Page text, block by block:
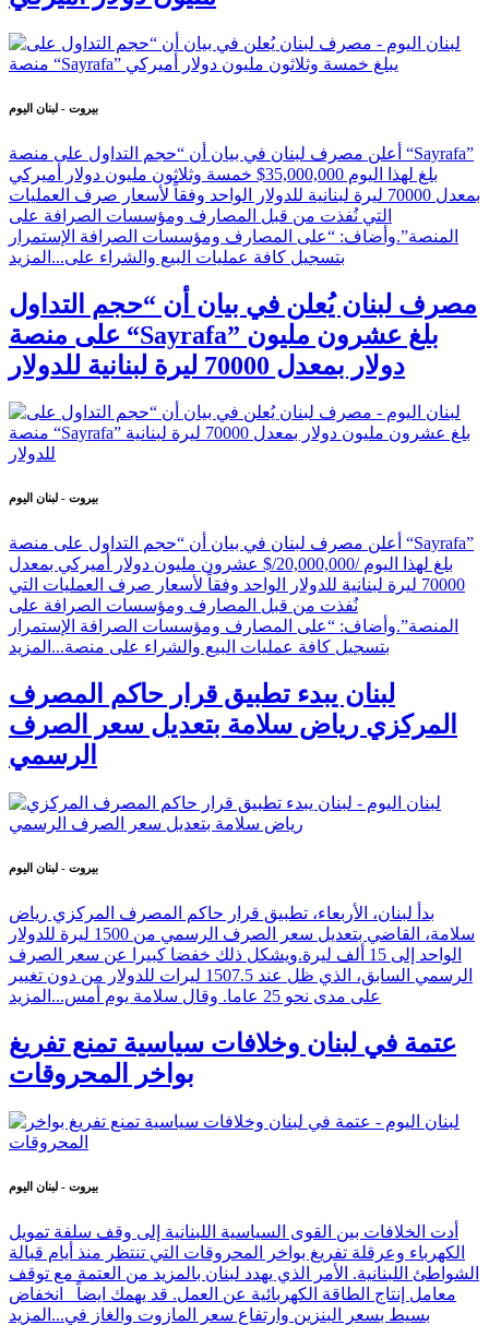
بيروت - لبنان اليوم
أعلن مصرف لبنان في بيان أن “حجم التداول على منصة “Sayrafa”
بلغ لهذا اليوم 35,000,000$ خمسة وثلاثون مليون دولار أميركي
بمعدل 70000 ليرة لبنانية للدولار الواحد وفقاً لأسعار صرف العمليات
التي نُفذت من قبل المصارف ومؤسسات الصرافة على
المنصة”.وأضاف: “على المصارف ومؤسسات الصرافة الإستمرار
بتسجيل كافة عمليات البيع والشراء على... المزيد
مصرف لبنان يُعلن في بيان أن “حجم التداول
على منصة “Sayrafa” بلغ عشرون مليون
دولار بمعدل 70000 ليرة لبنانية للدولار
بيروت - لبنان اليوم
أعلن مصرف لبنان في بيان أن “حجم التداول على منصة “Sayrafa”
بلغ لهذا اليوم /20,000,000/$ عشرون مليون دولار أميركي بمعدل
70000 ليرة لبنانية للدولار الواحد وفقاً لأسعار صرف العمليات التي
نُفذت من قبل المصارف ومؤسسات الصرافة على
المنصة”.وأضاف: “على المصارف ومؤسسات الصرافة الإستمرار
بتسجيل كافة عمليات البيع والشراء على منصة... المزيد
لبنان يبدء تطبيق قرار حاكم المصرف
المركزي رياض سلامة بتعديل سعر الصرف
الرسمي
بيروت - لبنان اليوم
بدأ لبنان، الأربعاء، تطبيق قرار حاكم المصرف المركزي رياض
سلامة، القاضي بتعديل سعر الصرف الرسمي من 1500 ليرة للدولار
الواحد إلى 15 ألف ليرة.ويشكل ذلك خفضا كبيرا عن سعر الصرف
الرسمي السابق، الذي ظل عند 1507.5 ليرات للدولار من دون تغيير
على مدى نحو 25 عاما. وقال سلامة يوم أمس...
المزيد
عتمة في لبنان وخلافات سياسية تمنع تفريغ
بواخر المحروقات
بيروت - لبنان اليوم
أدت الخلافات بين القوى السياسية اللبنانية إلى وقف سلفة تمويل
الكهرباء وعرقلة تفريغ بواخر المحروقات التي تنتظر منذ أيام قبالة
الشواطئ اللبنانية. الأمر الذي يهدد لبنان بالمزيد من العتمة مع توقف
معامل إنتاج الطاقة الكهربائية عن العمل. قد يهمك ايضاً انخفاض
بسيط بسعر البنزين وارتفاع سعر المازوت والغاز في... المزيد